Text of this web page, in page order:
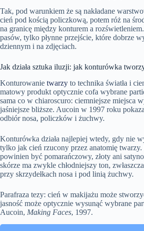
Tak, pod warunkiem że są nakładane
cień pod kością policzkową, potem róż na
na granicę między konturem a
pasów, tylko płynne przejście, które dobrze
dziennym i na zdjęciach.
Jak działa sztuka iluzji: jak konturówka
Konturowanie twarzy to technika światła i
matowy produkt optycznie cofa wybrane
sama co w chiaroscuro: ciemniejsze miejsca
jaśniejsze bliższe. Aucoin w 1997 roku
odbiór nosa, policzków i żuchwy.
Konturówka działa najlepiej wtedy, gdy nie
tylko jak cień rzucony przez anatomię
powinien być pomarańczowy, złoty ani
skórze ma zwykle chłodniejszy ton,
przy skrzydełkach nosa i pod linią żuchwy.
Parafraza tezy: cień w makijażu może
jasność może optycznie wysunąć wybrane
Aucoin, Making Faces, 1997.